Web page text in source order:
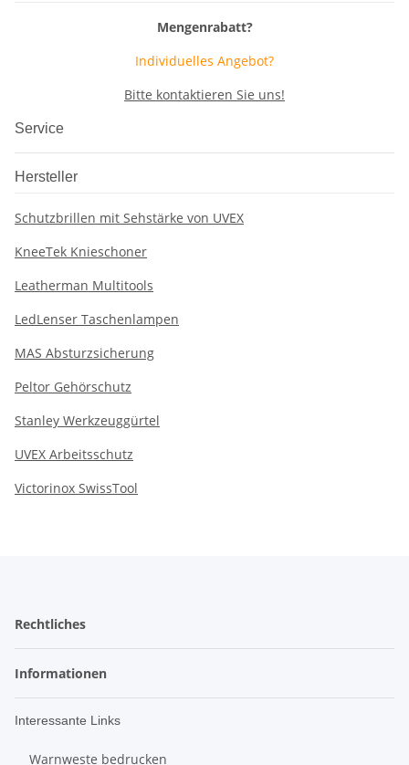
Mengenrabatt?
Individuelles Angebot?
Bitte kontaktieren Sie uns!
Service
Hersteller
Schutzbrillen mit Sehstärke von UVEX
KneeTek Knieschoner
Leatherman Multitools
LedLenser Taschenlampen
MAS Absturzsicherung
Peltor Gehörschutz
Stanley Werkzeuggürtel
UVEX Arbeitsschutz
Victorinox SwissTool
Rechtliches
Informationen
Interessante Links
Warnweste bedrucken